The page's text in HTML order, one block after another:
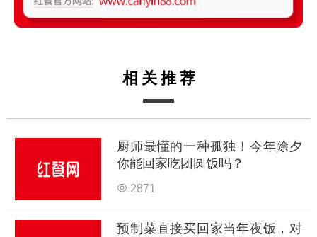
相关推荐
厨师最懂的一种孤独！今年除夕
你能回家吃团圆饭吗？
2871
预制菜直接买回家当年夜饭，对